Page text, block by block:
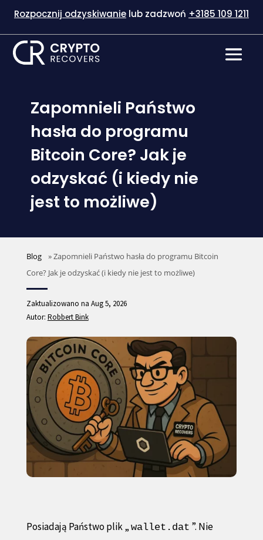
Rozpocznij odzyskiwanie lub zadzwoń +3185 109 1211
Zapomnieli Państwo
hasła do programu
Bitcoin Core? Jak je
odzyskać (i kiedy nie
jest to możliwe)
Blog »Zapomnieli Państwo hasła do programu Bitcoin
Core? Jak je odzyskać (i kiedy nie jest to możliwe)
Zaktualizowano na Aug 5, 2026
Autor: Robbert Bink
Posiadają Państwo plik „ wallet.dat ”. Nie